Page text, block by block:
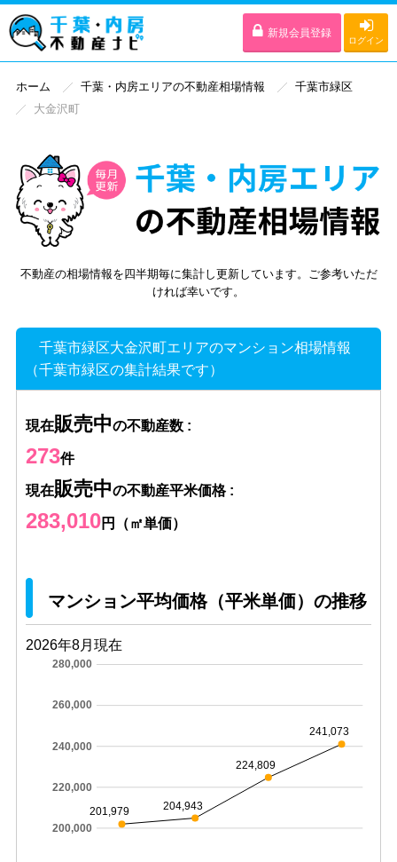
新規会員登録
ログイン
ホーム 千葉・内房エリアの不動産相場情報
千葉市緑区
大金沢町
不動産の相場情報を四半期毎に集計し更新しています。ご参考いただ
ければ幸いです。
千葉市緑区大金沢町エリアのマンション相場情報
（千葉市緑区の集計結果です）
現在販売中の不動産数 :
273件
現在販売中の不動産平米価格 :
283,010円（㎡単価）
マンション平均価格（平米単価）の推移
2026年8月現在
200,000
220,000
240,000
260,000
280,000
201,979 204,943
224,809
241,073